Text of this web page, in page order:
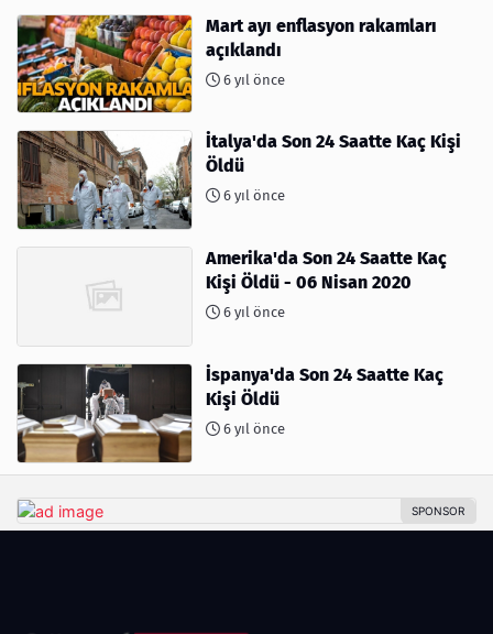
Mart ayı enflasyon rakamları
açıklandı
6 yıl önce
İtalya'da Son 24 Saatte Kaç Kişi
Öldü
6 yıl önce
Amerika'da Son 24 Saatte Kaç
Kişi Öldü - 06 Nisan 2020
6 yıl önce
İspanya'da Son 24 Saatte Kaç
Kişi Öldü
6 yıl önce